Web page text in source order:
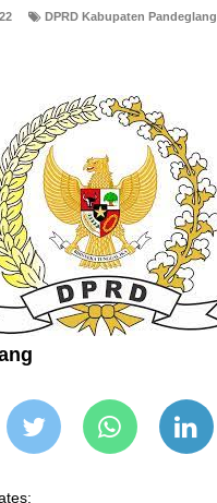
DPRD Kabupaten Pandeglang